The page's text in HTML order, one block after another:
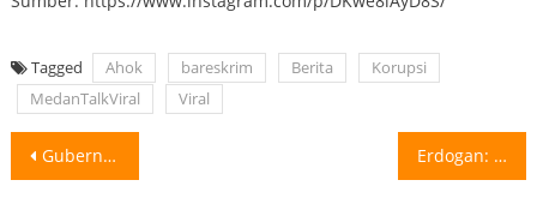
Tagged Ahok bareskrim Berita
Korupsi
MedanTalkViral
Viral
Post
Gubernur Sumut Tertarik Kelola PSMS Medan Gubernur Sumatera Utara (Sumut) Bobby Nasution Erdogan: Indonesia Akan Beli 48 Jet Tempur Turki Presiden Turki Recep Tayyip